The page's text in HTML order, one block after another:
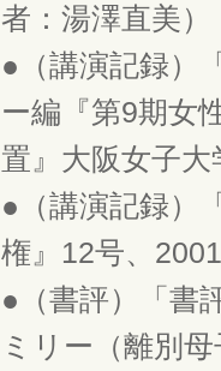
者：湯澤直美）
●（講演記録）
ー編『第9期女
置』大阪女子
●（講演記録）
権』12号、
●（書評）「書
ミリー（離別